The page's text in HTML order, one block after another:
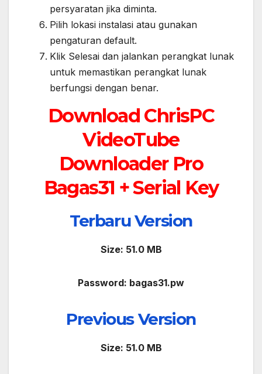
persyaratan jika diminta.
Pilih lokasi instalasi atau gunakan
pengaturan default.
Klik Selesai dan jalankan perangkat lunak
untuk memastikan perangkat lunak
berfungsi dengan benar.
Download ChrisPC
VideoTube
Downloader Pro
Bagas31 + Serial Key
Terbaru Version
Size: 51.0 MB
Password: bagas31.pw
Previous Version
Size: 51.0 MB